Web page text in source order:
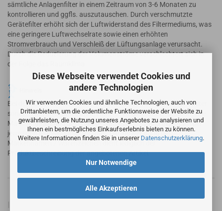
Diese Webseite verwendet Cookies und
andere Technologien
Wir verwenden Cookies und ähnliche Technologien, auch von
Drittanbietern, um die ordentliche Funktionsweise der Website zu
gewährleisten, die Nutzung unseres Angebotes zu analysieren und
Ihnen ein bestmögliches Einkaufserlebnis bieten zu können.
Weitere Informationen finden Sie in unserer Datenschutzerklärung.
Alle Akzeptieren
Nur Notwendige
sämtliche Anlagenfilter in einem Zeitraum von 3-6 Monaten zu
kontrollieren und ggfls. auszutauschen. Durch verschmutzte
Gerätefilter erhöht sich der Luftwiderstand des Filtermediums, was
eine geringere Luftwechselrate sowie einen erhöhten
Stromverbrauch und Verschleiß der Lüftungsanlage verursacht.
Durch die Reduzierung der Volumenströme verschlechtert sich in
der Folge das Raumklima.
Bei den angebotenen Filtern handelt es sich nicht um Originalfilter
sondern um alternative Ersatzfilter in vergleichbarer Qualität. Alle
Markennamen und geschützte Warenzeichen sind Eigentum der
jeweiligen Markennameninhaber. Die Verwendung der
Markennamen / Warenzeichen dient lediglich der
Produktbeschreibung der angebotenen Artikel.
Informationen zur Produktsicherheit